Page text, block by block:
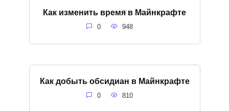
Как изменить время в Майнкрафте
0 948
Как добыть обсидиан в Майнкрафте
0 810